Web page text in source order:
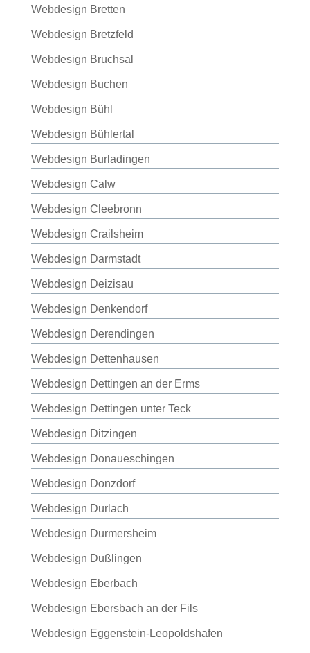
Webdesign Bretten
Webdesign Bretzfeld
Webdesign Bruchsal
Webdesign Buchen
Webdesign Bühl
Webdesign Bühlertal
Webdesign Burladingen
Webdesign Calw
Webdesign Cleebronn
Webdesign Crailsheim
Webdesign Darmstadt
Webdesign Deizisau
Webdesign Denkendorf
Webdesign Derendingen
Webdesign Dettenhausen
Webdesign Dettingen an der Erms
Webdesign Dettingen unter Teck
Webdesign Ditzingen
Webdesign Donaueschingen
Webdesign Donzdorf
Webdesign Durlach
Webdesign Durmersheim
Webdesign Dußlingen
Webdesign Eberbach
Webdesign Ebersbach an der Fils
Webdesign Eggenstein-Leopoldshafen